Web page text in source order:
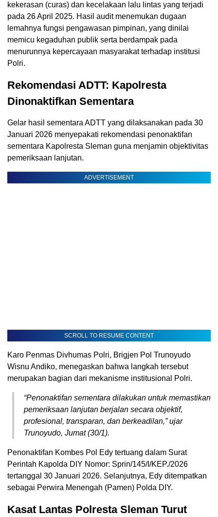
kekerasan (curas) dan kecelakaan lalu lintas yang terjadi
pada 26 April 2025. Hasil audit menemukan dugaan
lemahnya fungsi pengawasan pimpinan, yang dinilai
memicu kegaduhan publik serta berdampak pada
menurunnya kepercayaan masyarakat terhadap institusi
Polri.
Rekomendasi ADTT: Kapolresta
Dinonaktifkan Sementara
Gelar hasil sementara ADTT yang dilaksanakan pada 30
Januari 2026 menyepakati rekomendasi penonaktifan
sementara Kapolresta Sleman guna menjamin objektivitas
pemeriksaan lanjutan.
ADVERTISEMENT
SCROLL TO RESUME CONTENT
Karo Penmas Divhumas Polri, Brigjen Pol Trunoyudo
Wisnu Andiko, menegaskan bahwa langkah tersebut
merupakan bagian dari mekanisme institusional Polri.
“Penonaktifan sementara dilakukan untuk memastikan
pemeriksaan lanjutan berjalan secara objektif,
profesional, transparan, dan berkeadilan,” ujar
Trunoyudo, Jumat (30/1).
Penonaktifan Kombes Pol Edy tertuang dalam Surat
Perintah Kapolda DIY Nomor: Sprin/145/I/KEP./2026
tertanggal 30 Januari 2026. Selanjutnya, Edy ditempatkan
sebagai Perwira Menengah (Pamen) Polda DIY.
Kasat Lantas Polresta Sleman Turut